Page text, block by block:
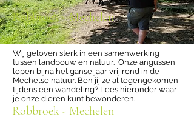
Robbroek - Mechelen
Wij geloven sterk in een samenwerking
tussen landbouw en natuur. Onze angussen
lopen bijna het ganse jaar vrij rond in de
Mechelse natuur. Ben jij ze al tegengekomen
tijdens een wandeling? Lees hieronder waar
je onze dieren kunt bewonderen.
Robbroek - Mechelen